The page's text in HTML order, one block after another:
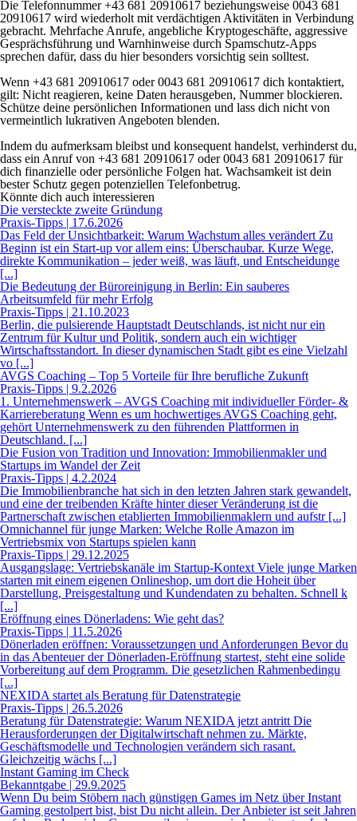
Die Telefonnummer +43 681 20910617 beziehungsweise 0043 681
20910617 wird wiederholt mit verdächtigen Aktivitäten in Verbindung
gebracht. Mehrfache Anrufe, angebliche Kryptogeschäfte, aggressive
Gesprächsführung und Warnhinweise durch Spamschutz-Apps
sprechen dafür, dass du hier besonders vorsichtig sein solltest.
Wenn +43 681 20910617 oder 0043 681 20910617 dich kontaktiert,
gilt: Nicht reagieren, keine Daten herausgeben, Nummer blockieren.
Schütze deine persönlichen Informationen und lass dich nicht von
vermeintlich lukrativen Angeboten blenden.
Indem du aufmerksam bleibst und konsequent handelst, verhinderst du,
dass ein Anruf von +43 681 20910617 oder 0043 681 20910617 für
dich finanzielle oder persönliche Folgen hat. Wachsamkeit ist dein
bester Schutz gegen potenziellen Telefonbetrug.
Könnte dich auch interessieren
Die versteckte zweite Gründung
Praxis-Tipps | 17.6.2026
Das Feld der Unsichtbarkeit: Warum Wachstum alles verändert Zu
Beginn ist ein Start-up vor allem eins: Überschaubar. Kurze Wege,
direkte Kommunikation – jeder weiß, was läuft, und Entscheidunge
[...]
Die Bedeutung der Büroreinigung in Berlin: Ein sauberes
Arbeitsumfeld für mehr Erfolg
Praxis-Tipps | 21.10.2023
Berlin, die pulsierende Hauptstadt Deutschlands, ist nicht nur ein
Zentrum für Kultur und Politik, sondern auch ein wichtiger
Wirtschaftsstandort. In dieser dynamischen Stadt gibt es eine Vielzahl
vo [...]
AVGS Coaching – Top 5 Vorteile für Ihre berufliche Zukunft
Praxis-Tipps | 9.2.2026
1. Unternehmenswerk – AVGS Coaching mit individueller Förder- &
Karriereberatung Wenn es um hochwertiges AVGS Coaching geht,
gehört Unternehmenswerk zu den führenden Plattformen in
Deutschland. [...]
Die Fusion von Tradition und Innovation: Immobilienmakler und
Startups im Wandel der Zeit
Praxis-Tipps | 4.2.2024
Die Immobilienbranche hat sich in den letzten Jahren stark gewandelt,
und eine der treibenden Kräfte hinter dieser Veränderung ist die
Partnerschaft zwischen etablierten Immobilienmaklern und aufstr [...]
Omnichannel für junge Marken: Welche Rolle Amazon im
Vertriebsmix von Startups spielen kann
Praxis-Tipps | 29.12.2025
Ausgangslage: Vertriebskanäle im Startup-Kontext Viele junge Marken
starten mit einem eigenen Onlineshop, um dort die Hoheit über
Darstellung, Preisgestaltung und Kundendaten zu behalten. Schnell k
[...]
Eröffnung eines Dönerladens: Wie geht das?
Praxis-Tipps | 11.5.2026
Dönerladen eröffnen: Voraussetzungen und Anforderungen Bevor du
in das Abenteuer der Dönerladen-Eröffnung startest, steht eine solide
Vorbereitung auf dem Programm. Die gesetzlichen Rahmenbedingu
[...]
NEXIDA startet als Beratung für Datenstrategie
Praxis-Tipps | 26.5.2026
Beratung für Datenstrategie: Warum NEXIDA jetzt antritt Die
Herausforderungen der Digitalwirtschaft nehmen zu. Märkte,
Geschäftsmodelle und Technologien verändern sich rasant.
Gleichzeitig wächs [...]
Instant Gaming im Check
Bekanntgabe | 29.9.2025
Wenn Du beim Stöbern nach günstigen Games im Netz über Instant
Gaming gestolpert bist, bist Du nicht allein. Der Anbieter ist seit Jahren